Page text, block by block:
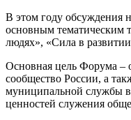
В этом году обсуждения
основным тематическим
людях», «Сила в
Основная цель Форума –
сообщество России, а
муниципальной службы
ценностей служения